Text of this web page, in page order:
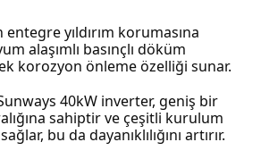
entegre yıldırım korumasına
alaşımlı basınçlı döküm
korozyon önleme özelliği sunar.
40kW inverter, geniş bir
sahiptir ve çeşitli kurulum
bu da dayanıklılığını artırır.